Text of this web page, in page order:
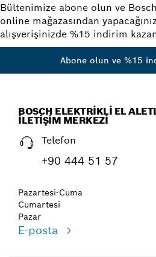
Bültenimize abone olun ve
online mağazasından
alışverişinizde %15 indirim
Abone olun ve %15
BOSCH ELEKTRIKLI EL
İLETIŞIM MERKEZI
Telefon
+90 444 51 57
Pazartesi-Cuma
Cumartesi
Pazar
E-posta